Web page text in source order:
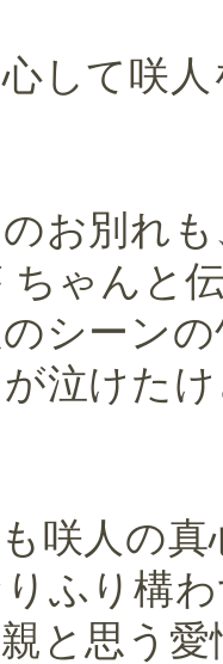
して咲
お別れ
ちゃんと
シーン
泣けた
咲人の
ふり構
と思う愛